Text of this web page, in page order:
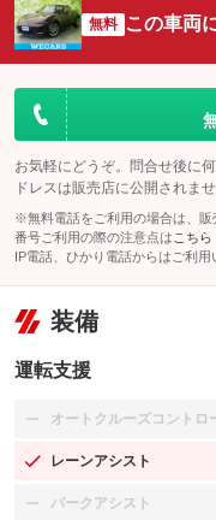
無料 この車両
お気軽にどうぞ。問合せ後に
ドレスは販売店に公開されませ
※無料電話をご利用の場合は、
番号ご利用の際の注意点は こちら
IP電話、ひかり電話からはご利用
装備
運転支援
オートクルーズコントロ
：装備なし
レーンアシスト
：装備あり
パークアシスト
：装備なし